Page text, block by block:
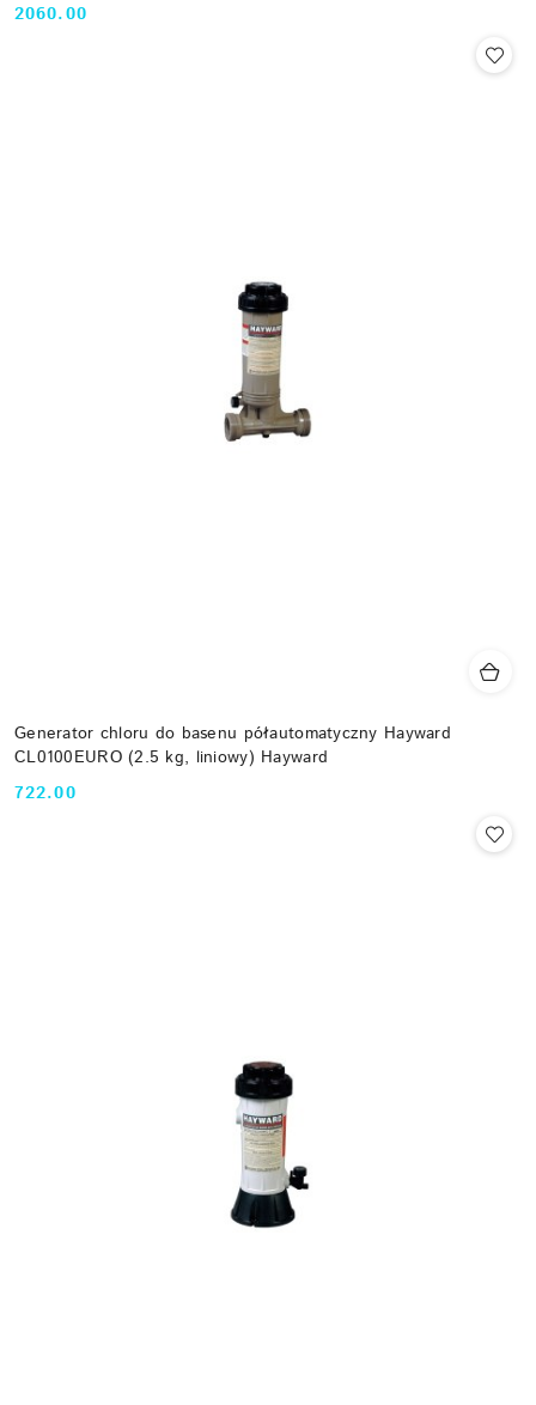
Cena:
2060.00
Generator chloru do basenu półautomatyczny Hayward
CL0100EURO (2.5 kg, liniowy) Hayward
Cena:
722.00